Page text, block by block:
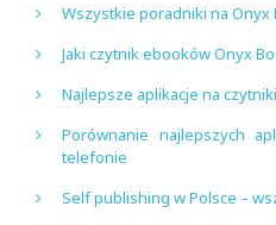
Wszystkie poradniki na Onyx
Jaki czytnik ebooków Onyx
Najlepsze aplikacje na
Porównanie najlepszych
telefonie
Self publishing w Polsce –